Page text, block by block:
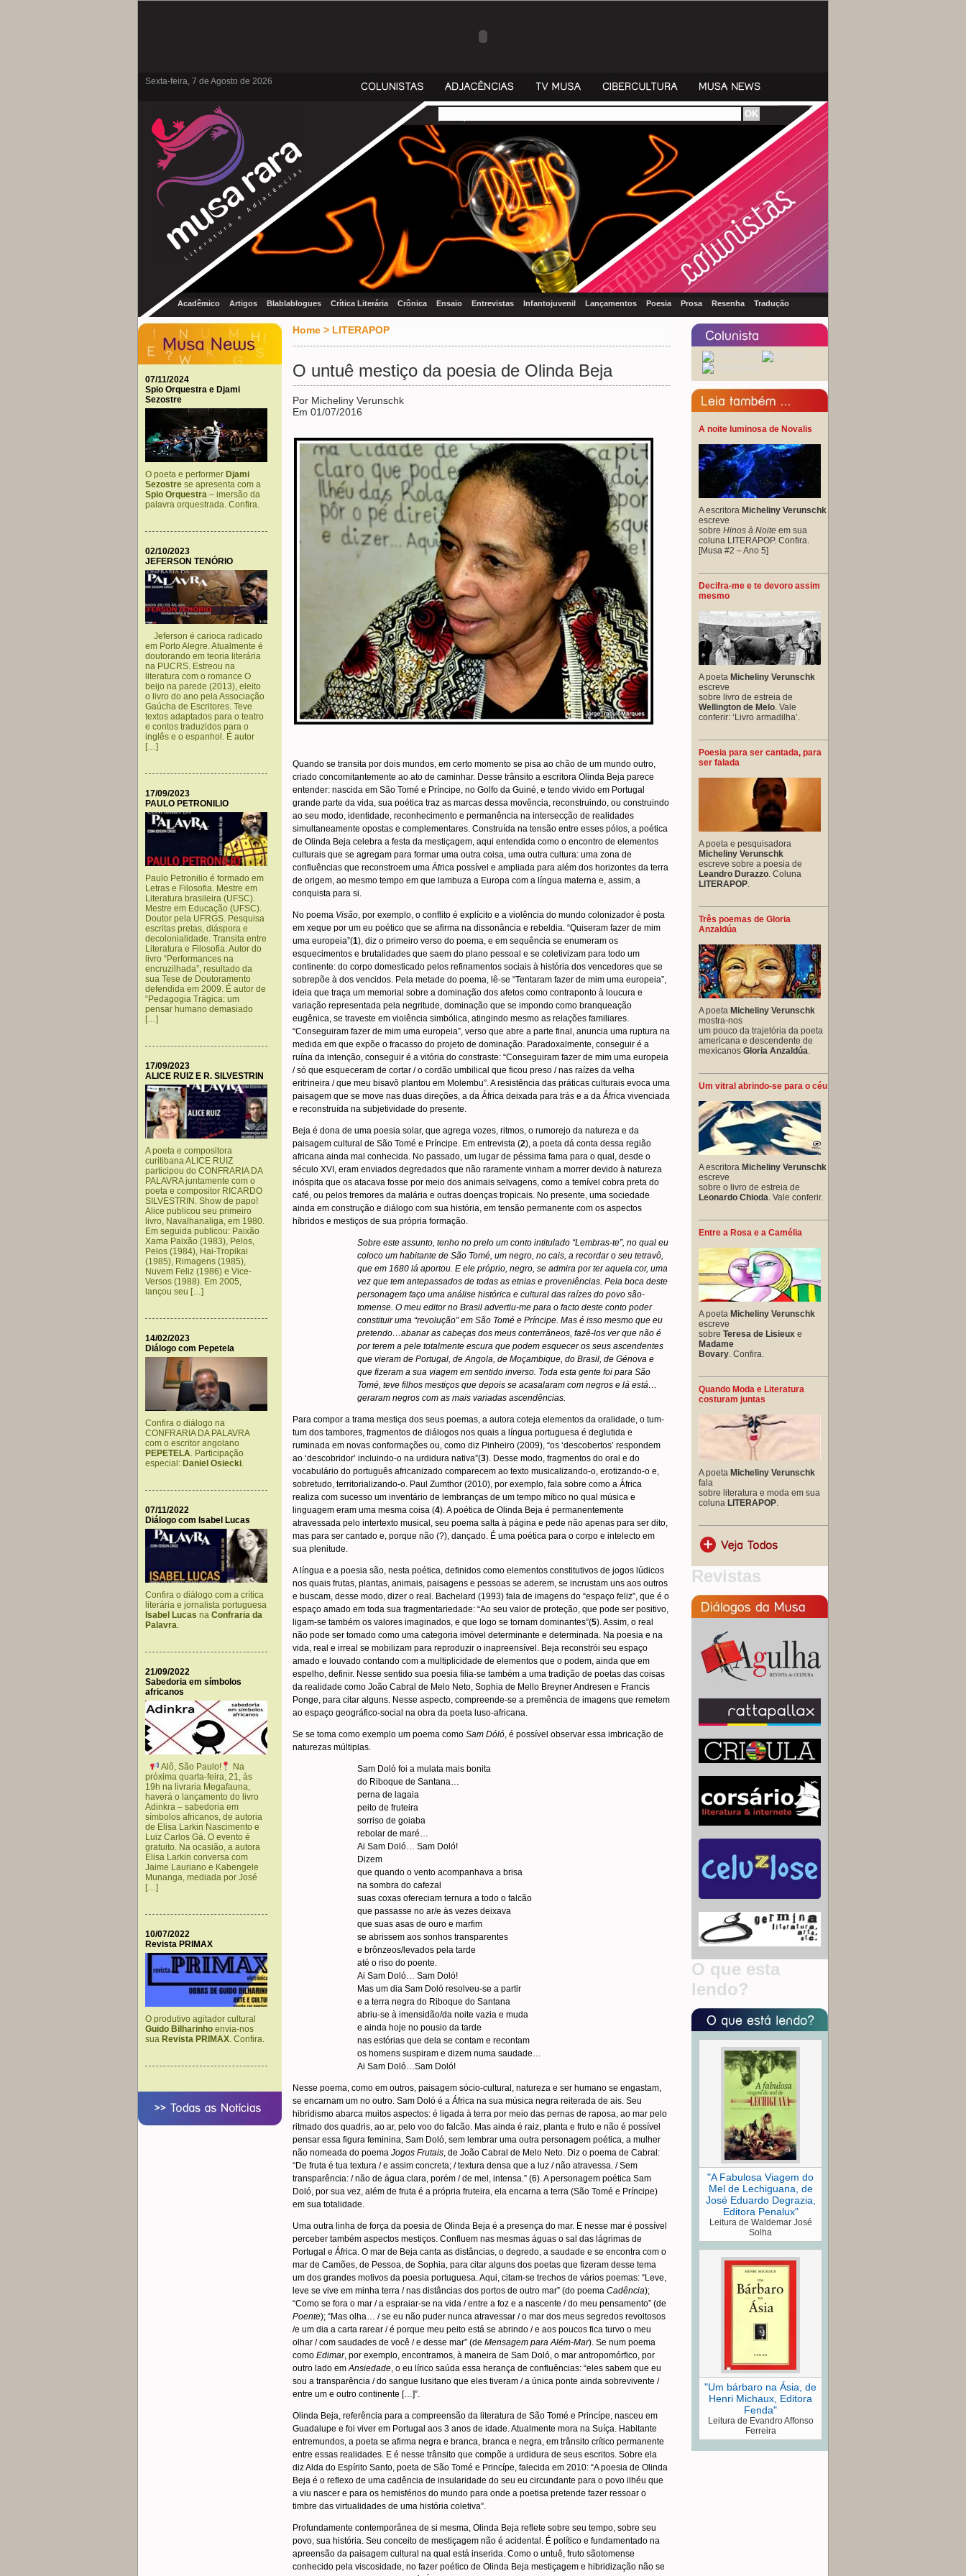
Sexta-feira, 7 de Agosto de 2026
Acadêmico Artigos Blablablogues Crítica Literária Crônica Ensaio Entrevistas Infantojuvenil Lançamentos Poesia Prosa Resenha Tradução
07/11/2024
Spio Orquestra e Djami
Sezostre
O poeta e performer Djami
Sezostre se apresenta com a
Spio Orquestra – imersão da
palavra orquestrada. Confira.
02/10/2023
JEFERSON TENÓRIO
Jeferson é carioca radicado
em Porto Alegre. Atualmente é
doutorando em teoria literária
na PUCRS. Estreou na
literatura com o romance O
beijo na parede (2013), eleito
o livro do ano pela Associação
Gaúcha de Escritores. Teve
textos adaptados para o teatro
e contos traduzidos para o
inglês e o espanhol. É autor
[…]
17/09/2023
PAULO PETRONILIO
Paulo Petronilio é formado em
Letras e Filosofia. Mestre em
Literatura brasileira (UFSC).
Mestre em Educação (UFSC).
Doutor pela UFRGS. Pesquisa
escritas pretas, diáspora e
decolonialidade. Transita entre
Literatura e Filosofia. Autor do
livro “Performances na
encruzilhada”, resultado da
sua Tese de Doutoramento
defendida em 2009. É autor de
“Pedagogia Trágica: um
pensar humano demasiado
[…]
17/09/2023
ALICE RUIZ E R. SILVESTRIN
A poeta e compositora
curitibana ALICE RUIZ
participou do CONFRARIA DA
PALAVRA juntamente com o
poeta e compositor RICARDO
SILVESTRIN. Show de papo!
Alice publicou seu primeiro
livro, Navalhanaliga, em 1980.
Em seguida publicou: Paixão
Xama Paixão (1983), Pelos,
Pelos (1984), Hai-Tropikai
(1985), Rimagens (1985),
Nuvem Feliz (1986) e Vice-
Versos (1988). Em 2005,
lançou seu […]
14/02/2023
Diálogo com Pepetela
Confira o diálogo na
CONFRARIA DA PALAVRA
com o escritor angolano
PEPETELA. Participação
especial: Daniel Osiecki.
07/11/2022
Diálogo com Isabel Lucas
Confira o diálogo com a crítica
literária e jornalista portuguesa
Isabel Lucas na Confraria da
Palavra.
21/09/2022
Sabedoria em símbolos
africanos
Alô, São Paulo!
Na
próxima quarta-feira, 21, às
19h na livraria Megafauna,
haverá o lançamento do livro
Adinkra – sabedoria em
símbolos africanos, de autoria
de Elisa Larkin Nascimento e
Luiz Carlos Gá. O evento é
gratuito. Na ocasião, a autora
Elisa Larkin conversa com
Jaime Lauriano e Kabengele
Munanga, mediada por José
[…]
10/07/2022
Revista PRIMAX
O produtivo agitador cultural
Guido Bilharinho envia-nos
sua Revista PRIMAX. Confira.
Home > LITERAPOP
O untuê mestiço da poesia de Olinda Beja
Por Micheliny Verunschk
Em 01/07/2016
Quando se transita por dois mundos, em certo momento se pisa ao chão de um mundo outro,
criado concomitantemente ao ato de caminhar. Desse trânsito a escritora Olinda Beja parece
entender: nascida em São Tomé e Príncipe, no Golfo da Guiné, e tendo vivido em Portugal
grande parte da vida, sua poética traz as marcas dessa movência, reconstruindo, ou construindo
ao seu modo, identidade, reconhecimento e permanência na intersecção de realidades
simultaneamente opostas e complementares. Construída na tensão entre esses pólos, a poética
de Olinda Beja celebra a festa da mestiçagem, aqui entendida como o encontro de elementos
culturais que se agregam para formar uma outra coisa, uma outra cultura: uma zona de
confluências que reconstroem uma África possível e ampliada para além dos horizontes da terra
de origem, ao mesmo tempo em que lambuza a Europa com a língua materna e, assim, a
conquista para si.
No poema Visão, por exemplo, o conflito é explícito e a violência do mundo colonizador é posta
em xeque por um eu poético que se afirma na dissonância e rebeldia. “Quiseram fazer de mim
uma europeia”(1), diz o primeiro verso do poema, e em sequência se enumeram os
esquecimentos e brutalidades que saem do plano pessoal e se coletivizam para todo um
continente: do corpo domesticado pelos refinamentos sociais à história dos vencedores que se
sobrepõe à dos vencidos. Pela metade do poema, lê-se “Tentaram fazer de mim uma europeia”,
ideia que traça um memorial sobre a dominação dos afetos como contraponto à loucura e
variação representada pela negritude, dominação que se impondo como branqueação
eugênica, se traveste em violência simbólica, atingindo mesmo as relações familiares.
“Conseguiram fazer de mim uma europeia”, verso que abre a parte final, anuncia uma ruptura na
medida em que expõe o fracasso do projeto de dominação. Paradoxalmente, conseguir é a
ruína da intenção, conseguir é a vitória do constraste: “Conseguiram fazer de mim uma europeia
/ só que esqueceram de cortar / o cordão umbilical que ficou preso / nas raízes da velha
eritrineira / que meu bisavô plantou em Molembu”. A resistência das práticas culturais evoca uma
paisagem que se move nas duas direções, a da África deixada para trás e a da África vivenciada
e reconstruída na subjetividade do presente.
Beja é dona de uma poesia solar, que agrega vozes, ritmos, o rumorejo da natureza e da
paisagem cultural de São Tomé e Príncipe. Em entrevista (2), a poeta dá conta dessa região
africana ainda mal conhecida. No passado, um lugar de péssima fama para o qual, desde o
século XVI, eram enviados degredados que não raramente vinham a morrer devido à natureza
inóspita que os atacava fosse por meio dos animais selvagens, como a temível cobra preta do
café, ou pelos tremores da malária e outras doenças tropicais. No presente, uma sociedade
ainda em construção e diálogo com sua história, em tensão permanente com os aspectos
híbridos e mestiços de sua própria formação.
Sobre este assunto, tenho no prelo um conto intitulado “Lembras-te”, no qual eu
coloco um habitante de São Tomé, um negro, no cais, a recordar o seu tetravô,
que em 1680 lá aportou. E ele próprio, negro, se admira por ter aquela cor, uma
vez que tem antepassados de todas as etnias e proveniências. Pela boca deste
personagem faço uma análise histórica e cultural das raízes do povo são-
tomense. O meu editor no Brasil advertiu-me para o facto deste conto poder
constituir uma “revolução” em São Tomé e Príncipe. Mas é isso mesmo que eu
pretendo…abanar as cabeças dos meus conterrâneos, fazê-los ver que não é
por terem a pele totalmente escura que podem esquecer os seus ascendentes
que vieram de Portugal, de Angola, de Moçambique, do Brasil, de Génova e
que fizeram a sua viagem em sentido inverso. Toda esta gente foi para São
Tomé, teve filhos mestiços que depois se acasalaram com negros e lá está…
geraram negros com as mais variadas ascendências.
Para compor a trama mestiça dos seus poemas, a autora coteja elementos da oralidade, o tum-
tum dos tambores, fragmentos de diálogos nos quais a língua portuguesa é deglutida e
ruminada em novas conformações ou, como diz Pinheiro (2009), “os ‘descobertos’ respondem
ao ‘descobridor’ incluindo-o na urdidura nativa”(3). Desse modo, fragmentos do oral e do
vocabulário do português africanizado comparecem ao texto musicalizando-o, erotizando-o e,
sobretudo, territorializando-o. Paul Zumthor (2010), por exemplo, fala sobre como a África
realiza com sucesso um inventário de lembranças de um tempo mítico no qual música e
linguagem eram uma mesma coisa (4). A poética de Olinda Beja é permanentemente
atravessada pelo intertexto musical, seu poema salta à página e pede não apenas para ser dito,
mas para ser cantado e, porque não (?), dançado. É uma poética para o corpo e intelecto em
sua plenitude.
A língua e a poesia são, nesta poética, definidos como elementos constitutivos de jogos lúdicos
nos quais frutas, plantas, animais, paisagens e pessoas se aderem, se incrustam uns aos outros
e buscam, desse modo, dizer o real. Bachelard (1993) fala de imagens do “espaço feliz”, que é o
espaço amado em toda sua fragmentariedade: “Ao seu valor de proteção, que pode ser positivo,
ligam-se também os valores imaginados, e que logo se tornam dominantes”(5). Assim, o real
não pode ser tomado como uma categoria imóvel determinante e determinada. Na poesia e na
vida, real e irreal se mobilizam para reproduzir o inapreensível. Beja reconstrói seu espaço
amado e louvado contando com a multiplicidade de elementos que o podem, ainda que em
espelho, definir. Nesse sentido sua poesia filia-se também a uma tradição de poetas das coisas
da realidade como João Cabral de Melo Neto, Sophia de Mello Breyner Andresen e Francis
Ponge, para citar alguns. Nesse aspecto, compreende-se a premência de imagens que remetem
ao espaço geográfico-social na obra da poeta luso-africana.
Se se toma como exemplo um poema como Sam Dóló, é possível observar essa imbricação de
naturezas múltiplas.
Sam Doló foi a mulata mais bonita
do Riboque de Santana…
perna de lagaia
peito de fruteira
sorriso de goiaba
rebolar de maré…
Ai Sam Doló… Sam Doló!
Dizem
que quando o vento acompanhava a brisa
na sombra do cafezal
suas coxas ofereciam ternura a todo o falcão
que passasse no ar/e às vezes deixava
que suas asas de ouro e marfim
se abrissem aos sonhos transparentes
e brônzeos/levados pela tarde
até o riso do poente.
Ai Sam Doló… Sam Doló!
Mas um dia Sam Doló resolveu-se a partir
e a terra negra do Riboque do Santana
abriu-se à imensidão/da noite vazia e muda
e ainda hoje no pousio da tarde
nas estórias que dela se contam e recontam
os homens suspiram e dizem numa saudade…
Ai Sam Doló…Sam Doló!
Nesse poema, como em outros, paisagem sócio-cultural, natureza e ser humano se engastam,
se encarnam um no outro. Sam Doló é a África na sua música negra reiterada de ais. Seu
hibridismo abarca muitos aspectos: é ligada à terra por meio das pernas de raposa, ao mar pelo
ritmado dos quadris, ao ar, pelo voo do falcão. Mas ainda é raiz, planta e fruto e não é possível
pensar essa figura feminina, Sam Doló, sem lembrar uma outra personagem poética, a mulher
não nomeada do poema Jogos Frutais, de João Cabral de Melo Neto. Diz o poema de Cabral:
“De fruta é tua textura / e assim concreta; / textura densa que a luz / não atravessa. / Sem
transparência: / não de água clara, porém / de mel, intensa.” (6). A personagem poética Sam
Doló, por sua vez, além de fruta é a própria fruteira, ela encarna a terra (São Tomé e Príncipe)
em sua totalidade.
Uma outra linha de força da poesia de Olinda Beja é a presença do mar. E nesse mar é possível
perceber também aspectos mestiços. Confluem nas mesmas águas o sal das lágrimas de
Portugal e África. O mar de Beja canta as distâncias, o degredo, a saudade e se encontra com o
mar de Camões, de Pessoa, de Sophia, para citar alguns dos poetas que fizeram desse tema
um dos grandes motivos da poesia portuguesa. Aqui, citam-se trechos de vários poemas: “Leve,
leve se vive em minha terra / nas distâncias dos portos de outro mar” (do poema Cadência);
“Como se fora o mar / a espraiar-se na vida / entre a foz e a nascente / do meu pensamento” (de
Poente); “Mas olha… / se eu não puder nunca atravessar / o mar dos meus segredos revoltosos
/e um dia a carta rarear / é porque meu peito está se abrindo / e aos poucos fica turvo o meu
olhar / com saudades de você / e desse mar” (de Mensagem para Além-Mar). Se num poema
como Edimar, por exemplo, encontramos, à maneira de Sam Doló, o mar antropomórfico, por
outro lado emAnsiedade, o eu lírico saúda essa herança de confluências: “eles sabem que eu
sou a transparência / do sangue lusitano que eles tiveram / a única ponte ainda sobrevivente /
entre um e outro continente […]”.
Olinda Beja, referência para a compreensão da literatura de São Tomé e Princípe, nasceu em
Guadalupe e foi viver em Portugal aos 3 anos de idade. Atualmente mora na Suíça. Habitante
entremundos, a poeta se afirma negra e branca, branca e negra, em trânsito crítico permanente
entre essas realidades. E é nesse trânsito que compõe a urdidura de seus escritos. Sobre ela
diz Alda do Espírito Santo, poeta de São Tomé e Princípe, falecida em 2010: “A poesia de Olinda
Beja é o reflexo de uma cadência de insularidade do seu eu circundante para o povo ilhéu que
a viu nascer e para os hemisférios do mundo para onde a poetisa pretende fazer ressoar o
timbre das virtualidades de uma história coletiva”.
Profundamente contemporânea de si mesma, Olinda Beja reflete sobre seu tempo, sobre seu
povo, sua história. Seu conceito de mestiçagem não é acidental. É político e fundamentado na
apreensão da paisagem cultural na qual está inserida. Como o untuê, fruto sãotomense
conhecido pela viscosidade, no fazer poético de Olinda Beja mestiçagem e hibridização não se
A noite luminosa de Novalis
A escritora Micheliny Verunschk
escreve
sobre Hinos à Noite em sua
coluna LITERAPOP. Confira.
[Musa #2 – Ano 5]
Decifra-me e te devoro assim
mesmo
A poeta Micheliny Verunschk
escreve
sobre livro de estreia de
Wellington de Melo. Vale
conferir: ‘Livro armadilha’.
Poesia para ser cantada, para
ser falada
A poeta e pesquisadora
Micheliny Verunschk
escreve sobre a poesia de
Leandro Durazzo. Coluna
LITERAPOP.
Três poemas de Gloria
Anzaldúa
A poeta Micheliny Verunschk
mostra-nos
um pouco da trajetória da poeta
americana e descendente de
mexicanos Gloria Anzaldúa.
Um vitral abrindo-se para o céu
A escritora Micheliny Verunschk
escreve
sobre o livro de estreia de
Leonardo Chioda. Vale conferir.
Entre a Rosa e a Camélia
A poeta Micheliny Verunschk
escreve
sobre Teresa de Lisieux e
Madame
Bovary. Confira.
Quando Moda e Literatura
costuram juntas
A poeta Micheliny Verunschk
fala
sobre literatura e moda em sua
coluna LITERAPOP.
Revistas
O que esta
lendo?
"A Fabulosa Viagem do
Mel de Lechiguana, de
José Eduardo Degrazia,
Editora Penalux"
Leitura de Waldemar José
Solha
"Um bárbaro na Ásia, de
Henri Michaux, Editora
Fenda"
Leitura de Evandro Affonso
Ferreira